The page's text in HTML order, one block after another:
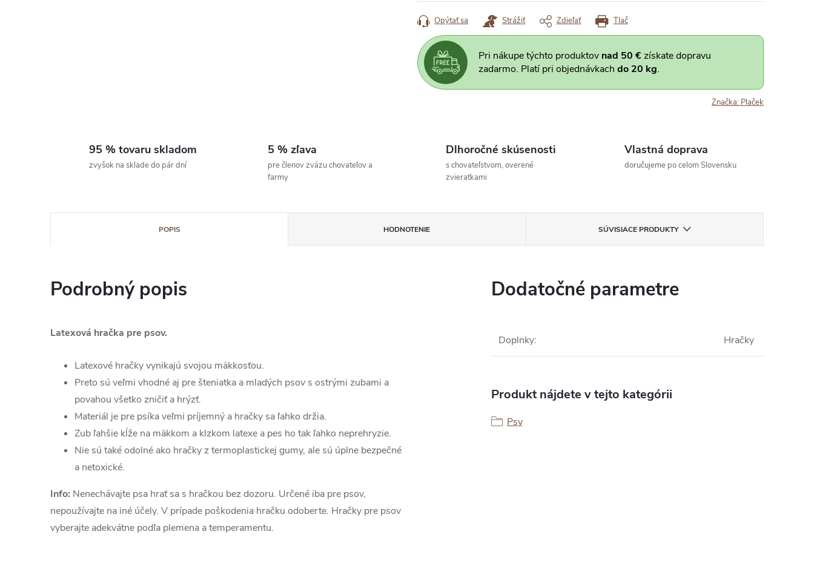
cena:
Tlač
Opýtať sa Strážiť Zdieľať
Pri nákupe týchto produktov nad 50 €získate dopravu
zadarmo. Platí pri objednávkach do 20 kg.
Značka: Plaček
95 % tovaru skladom
zvyšok na sklade do pár dní
5 % zľava
pre členov zväzu chovateľov a
farmy
Dlhoročné skúsenosti
s chovateľstvom, overené
zvieratkami
Vlastná doprava
doručujeme po celom Slovensku
POPIS HODNOTENIE SÚVISIACE PRODUKTY
Podrobný popis
Latexová hračka pre psov.
Latexové hračky vynikajú svojou mäkkosťou.
Preto sú veľmi vhodné aj pre šteniatka a mladých psov s ostrými zubami a
povahou všetko zničiť a hrýzť.
Materiál je pre psíka veľmi príjemný a hračky sa ľahko držia.
Zub ľahšie kĺže na mäkkom a klzkom latexe a pes ho tak ľahko neprehryzie.
Nie sú také odolné ako hračky z termoplastickej gumy, ale sú úplne bezpečné
a netoxické.
Info: Nenechávajte psa hrať sa s hračkou bez dozoru. Určené iba pre psov,
nepoužívajte na iné účely. V prípade poškodenia hračku odoberte. Hračky pre psov
vyberajte adekvátne podľa plemena a temperamentu.
Dodatočné parametre
Doplnky: Hračky
Produkt nájdete v tejto kategórii
Psy